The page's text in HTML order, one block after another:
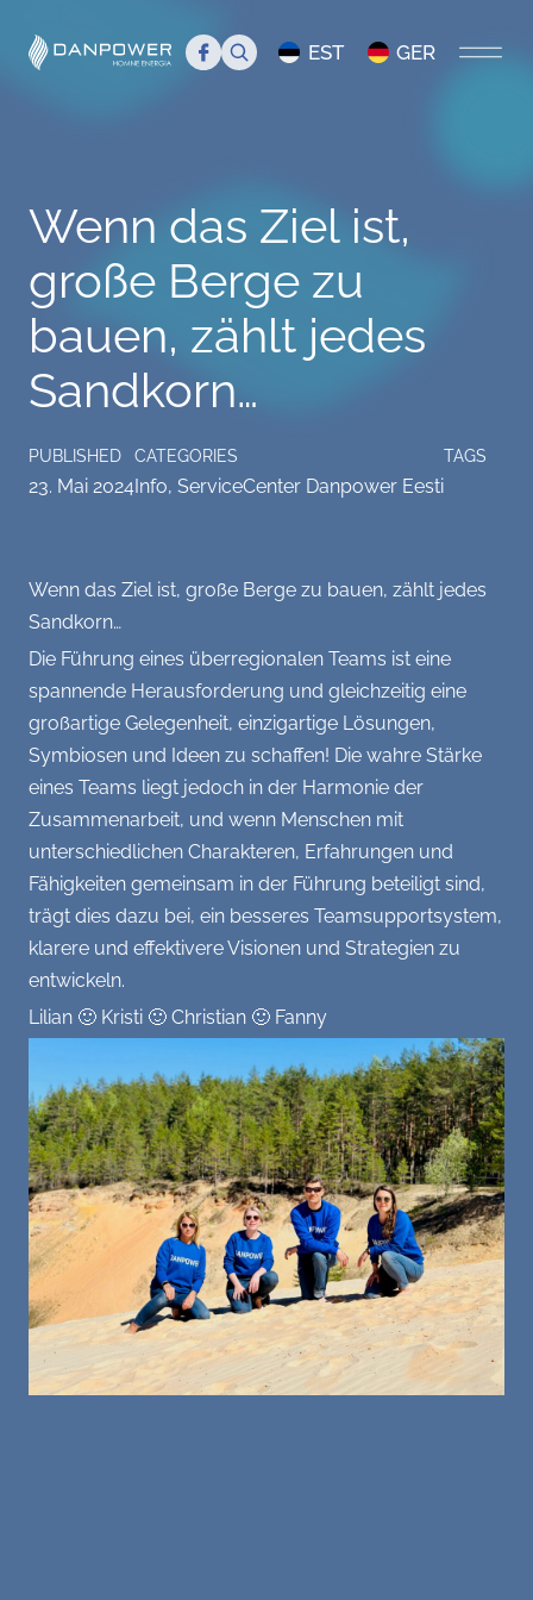
ÜBER UNS
Management
Danpower in den Medien
Stellenanzeige
BLOG
ServiceCenter Danpower Eesti
Veranstaltungen
Home(Office), (geistige) Gesundheit
Empfehlungen: Bücher, Filme, Rezepte
GALERIE
Team
Veranstaltungen
Büro
Aktionen
KONTAKT
Search EST GER
Wenn das Ziel ist,
große Berge zu
bauen, zählt jedes
Sandkorn…
PUBLISHED
23. Mai 2024
CATEGORIES
Info, ServiceCenter Danpower Eesti
TAGS
Wenn das Ziel ist, große Berge zu bauen, zählt jedes
Sandkorn…
Die Führung eines überregionalen Teams ist eine
spannende Herausforderung und gleichzeitig eine
großartige Gelegenheit, einzigartige Lösungen,
Symbiosen und Ideen zu schaffen! Die wahre Stärke
eines Teams liegt jedoch in der Harmonie der
Zusammenarbeit, und wenn Menschen mit
unterschiedlichen Charakteren, Erfahrungen und
Fähigkeiten gemeinsam in der Führung beteiligt sind,
trägt dies dazu bei, ein besseres Teamsupportsystem,
klarere und effektivere Visionen und Strategien zu
entwickeln.
Lilian 🙂 Kristi 🙂 Christian 🙂 Fanny